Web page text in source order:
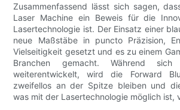
Zusammenfassend lässt sich sagen,
Laser Machine ein Beweis für die
Lasertechnologie ist. Der Einsatz einer
neue Maßstäbe in puncto Präzision,
Vielseitigkeit gesetzt und es zu einem
Branchen gemacht. Während sich
weiterentwickelt, wird die Forward
zweifellos an der Spitze bleiben und
was mit der Lasertechnologie möglich ist,